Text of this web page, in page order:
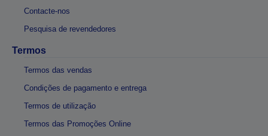
Contacte-nos
Pesquisa de revendedores
Termos
Termos das vendas
Condições de pagamento e entrega
Termos de utilização
Termos das Promoções Online